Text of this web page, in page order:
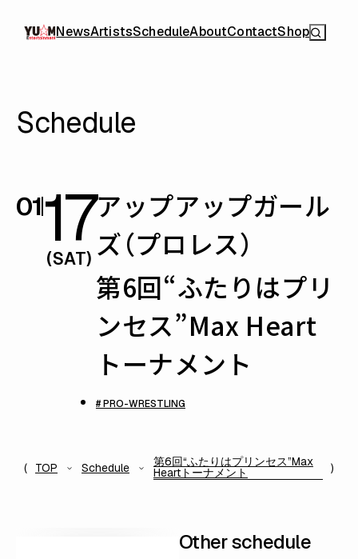
NewsArtistsScheduleAboutContactShop
Schedule
0117
(SAT)
アップアップガール
ズ（プロレス）
第6回“ふたりはプリ
ンセス”Max Heart
トーナメント
# PRO-WRESTLING
TOP Schedule 第6回“ふたりはプリンセス”Max
Heartトーナメント
Other schedule